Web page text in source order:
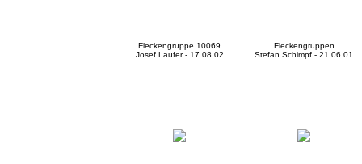
Fleckengruppe 10069
Josef Laufer - 17.08.02
Fleckengruppen
Stefan Schimpf - 21.06.01